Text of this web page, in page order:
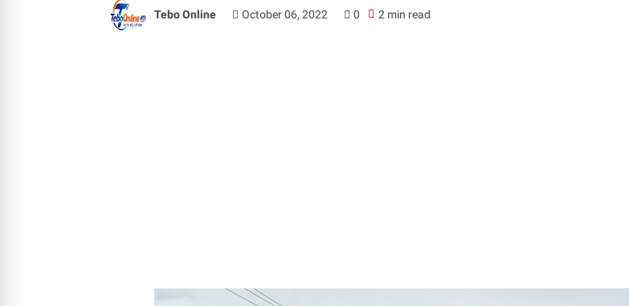
Tebo Online October 06, 2022 0 2 min read